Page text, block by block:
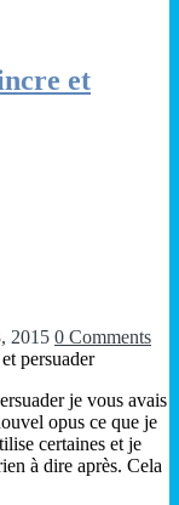
et
2015 0 Comments
je vous avais
opus ce que je
certaines et je
à dire après. Cela